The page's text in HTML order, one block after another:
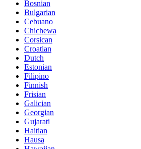
Bosnian
Bulgarian
Cebuano
Chichewa
Corsican
Croatian
Dutch
Estonian
Filipino
Finnish
Frisian
Galician
Georgian
Gujarati
Haitian
Hausa